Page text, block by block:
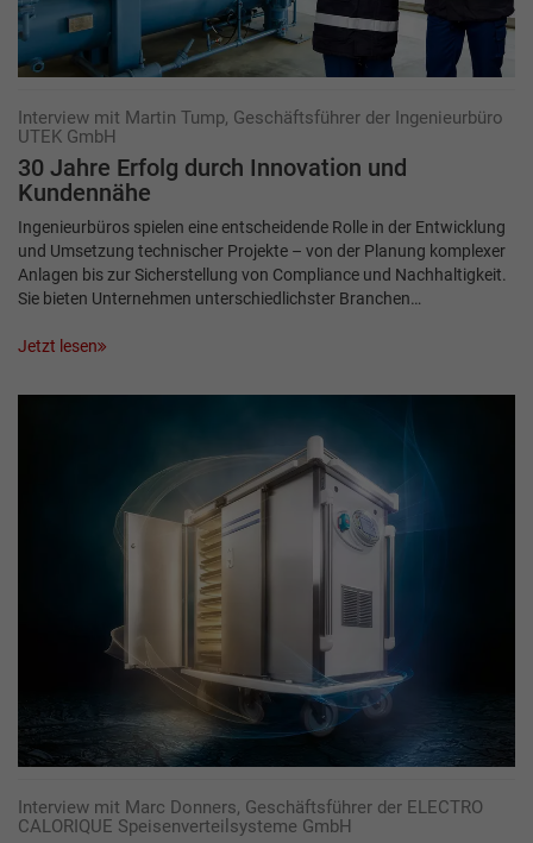
Interview mit Martin Tump, Geschäftsführer der Ingenieurbüro
UTEK GmbH
30 Jahre Erfolg durch Innovation und
Kundennähe
Ingenieurbüros spielen eine entscheidende Rolle in der Entwicklung
und Umsetzung technischer Projekte – von der Planung komplexer
Anlagen bis zur Sicherstellung von Compliance und Nachhaltigkeit.
Sie bieten Unternehmen unterschiedlichster Branchen…
Jetzt lesen
Interview mit Marc Donners, Geschäftsführer der ELECTRO
CALORIQUE ­Speisenverteilsysteme GmbH